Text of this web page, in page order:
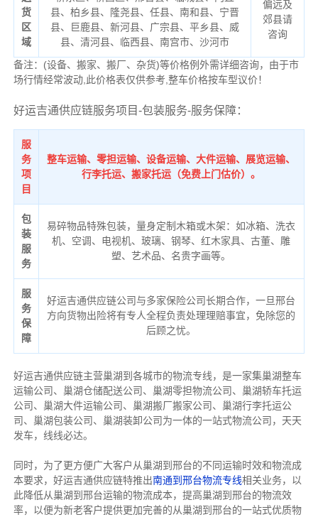
货
区
域
县、柏乡县、隆尧县、任县、南和县、宁晋
县、巨鹿县、新河县、广宗县、平乡县、威
县、清河县、临西县、南宫市、沙河市
偏远及
郊县请
咨询
备注：(设备、搬家、搬厂、杂货)等价格例外需详细咨询，由于市
场行情经常波动,此价格表仅供参考,整车价格按车型议价！
好运吉通供应链服务项目-包装服务-服务保障：
服
务
项
目
整车运输、零担运输、设备运输、大件运输、展览运输、
行李托运、搬家托运（免费上门估价）。
包
装
服
务
易碎物品特殊包装，量身定制木箱或木架：如冰箱、洗衣
机、空调、电视机、玻璃、钢琴、红木家具、古董、雕
塑、艺术品、名贵字画等。
服
务
保
障
好运吉通供应链公司与多家保险公司长期合作，一旦邢台
方向货物出险将有专人全程负责处理理赔事宜，免除您的
后顾之忧。
好运吉通供应链主营巢湖到各城市的物流专线，是一家集巢湖整车
运输公司、巢湖仓储配送公司、巢湖零担物流公司、巢湖轿车托运
公司、巢湖大件运输公司、巢湖搬厂搬家公司、巢湖行李托运公
司、巢湖包装公司、巢湖装卸公司为一体的一站式物流公司，天天
发车，线线必达。
同时，为了更方便广大客户从巢湖到邢台的不同运输时效和物流成
本要求，好运吉通供应链特推出南通到邢台物流专线相关业务，以
此降低从巢湖到邢台运输的物流成本，提高巢湖到邢台的物流效
率，以便为新老客户提供更加完善的从巢湖到邢台的一站式优质物